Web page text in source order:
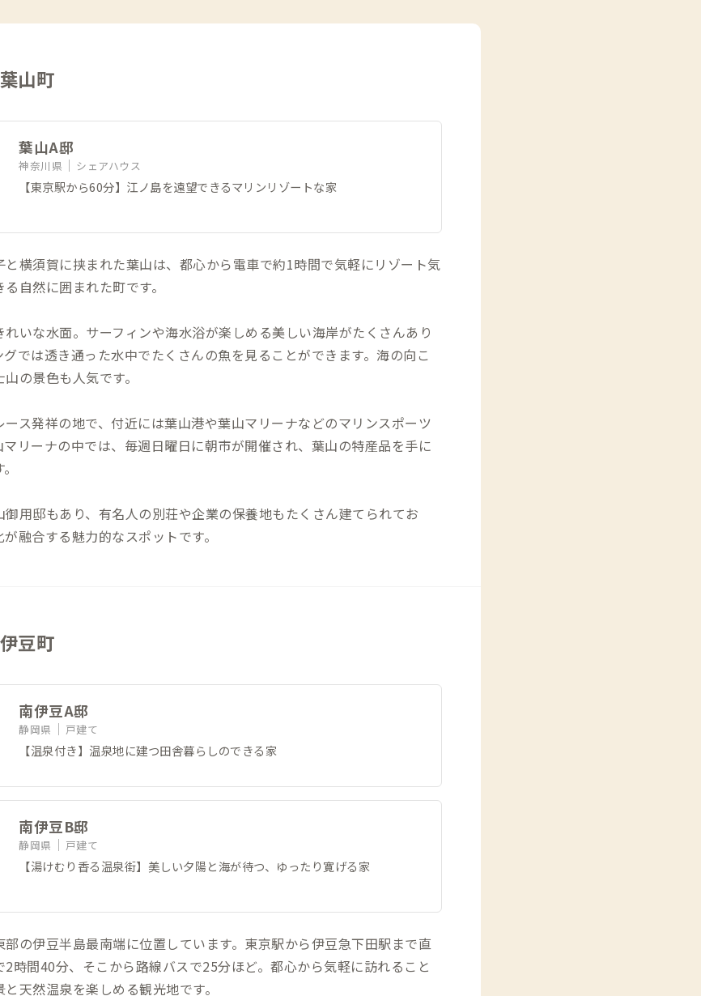
山町
葉山A邸
神奈川県 シェアハウス
【東京駅から60分】江ノ島を遠望できるマリンリゾートな家
と横須賀に挟まれた葉山は、都心から電車で約1時間で気軽にリゾート気
自然に囲まれた町です。
いな水面。サーフィンや海水浴が楽しめる美しい海岸がたくさんあり
では透き通った水中でたくさんの魚を見ることができます。海の向こ
の景色も人気です。
ス発祥の地で、付近には葉山港や葉山マリーナなどのマリンスポーツ
リーナの中では、毎週日曜日に朝市が開催され、葉山の特産品を手に
御用邸もあり、有名人の別荘や企業の保養地もたくさん建てられてお
融合する魅力的なスポットです。
豆町
南伊豆A邸
静岡県 戸建て
【温泉付き】温泉地に建つ田舎暮らしのできる家
南伊豆B邸
静岡県 戸建て
【湯けむり香る温泉街】美しい夕陽と海が待つ、ゆったり寛げる家
の伊豆半島最南端に位置しています。東京駅から伊豆急下田駅まで直
時間40分、そこから路線バスで25分ほど。都心から気軽に訪れること
天然温泉を楽しめる観光地です。